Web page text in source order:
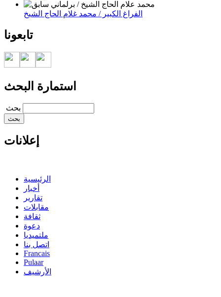
الفراغ الكبير / محمد غلام الحاج الشيخ
تابعونا
استمارة البحث
‏بحث ‏
إعلانات
الرئيسية
أخبار
تقارير
مقابلات
ثقافة
دعوة
ملتميديا
اتصل بنا
Francais
Pulaar
الأرشيف